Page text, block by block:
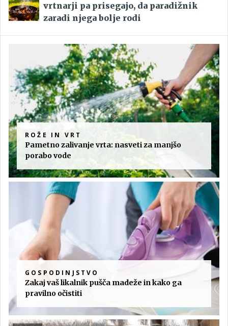
vrtnarji pa prisegajo, da paradižnik
zaradi njega bolje rodi
ROŽE IN VRT
Pametno zalivanje vrta: nasveti za manjšo
porabo vode
GOSPODINJSTVO
Zakaj vaš likalnik pušča madeže in kako ga
pravilno očistiti